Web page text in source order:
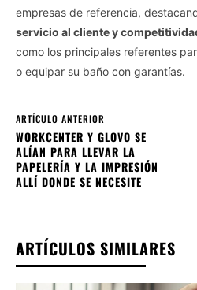
empresas de referencia,
servicio al cliente y
como los principales referentes
o equipar su baño con garantías.
ARTÍCULO ANTERIOR
WORKCENTER Y GLOVO SE
ALÍAN PARA LLEVAR LA
PAPELERÍA Y LA IMPRESIÓN
ALLÍ DONDE SE NECESITE
ARTÍCULOS SIMILARES